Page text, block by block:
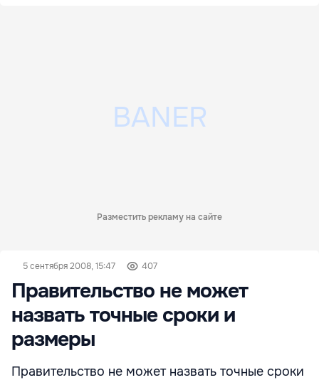
Разместить рекламу на сайте
5 сентября 2008, 15:47 407
Правительство не может
назвать точные сроки и
размеры
Правительство не может назвать точные сроки